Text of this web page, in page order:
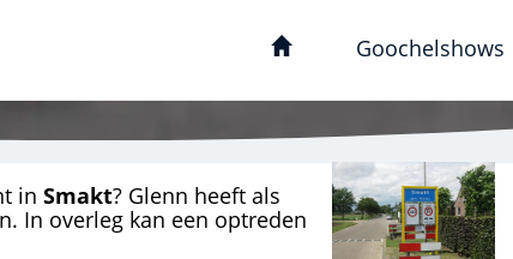
Goochelshows
in Smakt? Glenn heeft als
In overleg kan een optreden